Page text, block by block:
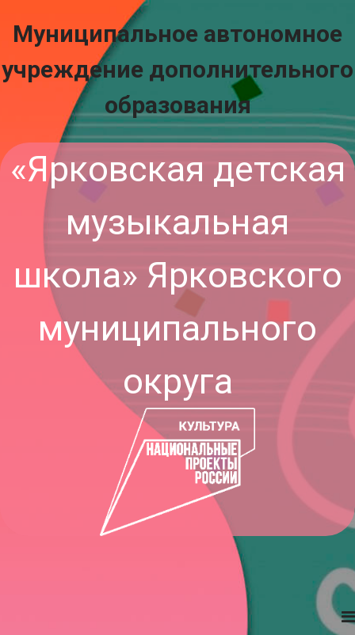
Муниципальное автономное
учреждение дополнительного
образования
«Ярковская детская
музыкальная
школа» Ярковского
муниципального
округа